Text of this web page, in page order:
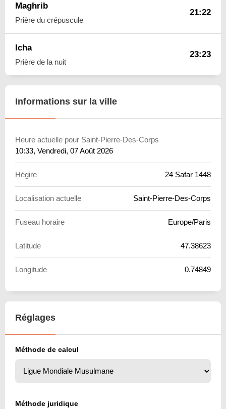
Maghrib
Prière du crépuscule
21:22
Icha
Prière de la nuit
23:23
Informations sur la ville
Heure actuelle pour Saint-Pierre-Des-Corps
10:33, Vendredi, 07 Août 2026
Hégire 24 Safar 1448
Localisation actuelle Saint-Pierre-Des-Corps
Fuseau horaire Europe/Paris
Latitude 47.38623
Longitude 0.74849
Réglages
Méthode de calcul
Méthode juridique